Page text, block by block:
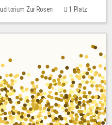
Zur Rosen
1 Platz